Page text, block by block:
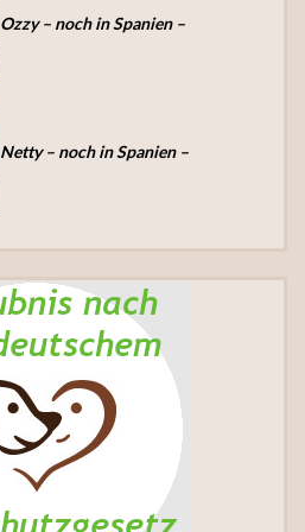
Ozzy – noch in Spanien –
Netty – noch in Spanien –